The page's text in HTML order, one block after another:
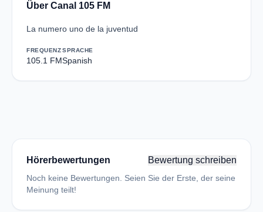
Über Canal 105 FM
La numero uno de la juventud
FREQUENZ
105.1 FM
SPRACHE
Spanish
Hörerbewertungen Bewertung schreiben
Noch keine Bewertungen. Seien Sie der Erste, der seine
Meinung teilt!